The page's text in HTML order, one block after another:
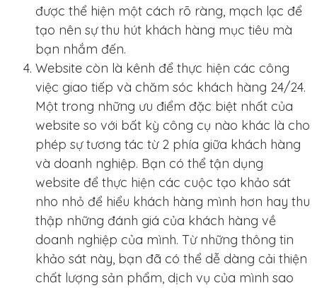
được thể hiện một cách rõ ràng, mạch lạc để
tạo nên sự thu hút khách hàng mục tiêu mà
bạn nhắm đến.
Website còn là kênh để thực hiện các công
việc giao tiếp và chăm sóc khách hàng 24/24.
Một trong những ưu điểm đặc biệt nhất của
website so với bất kỳ công cụ nào khác là cho
phép sự tương tác từ 2 phía giữa khách hàng
và doanh nghiệp. Bạn có thể tận dụng
website để thực hiện các cuộc tạo khảo sát
nho nhỏ để hiểu khách hàng mình hơn hay thu
thập những đánh giá của khách hàng về
doanh nghiệp của mình. Từ những thông tin
khảo sát này, bạn đã có thể dễ dàng cải thiện
chất lượng sản phẩm, dịch vụ của mình sao